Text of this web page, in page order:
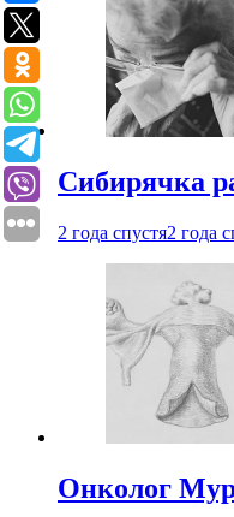
Сибирячка
2 года спустя2 года
Онколог